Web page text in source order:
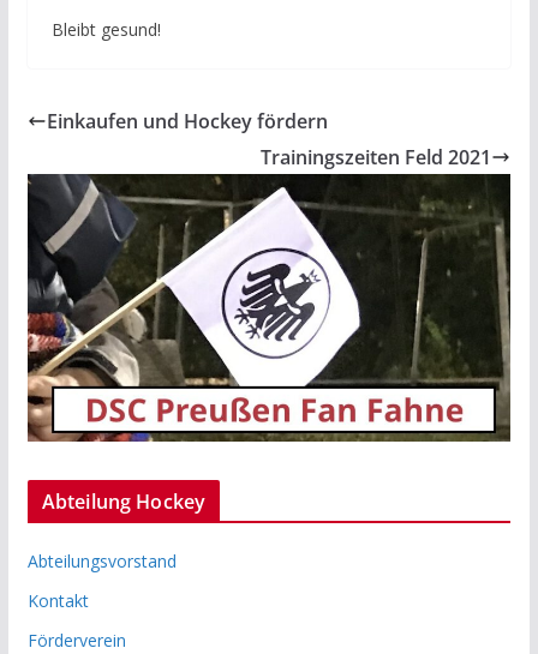
Bleibt gesund!
Einkaufen und Hockey fördern
Trainingszeiten Feld 2021
Abteilung Hockey
Abteilungsvorstand
Kontakt
Förderverein